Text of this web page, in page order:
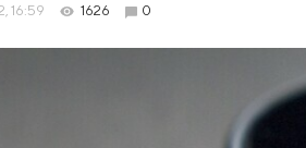
16:59 1626 0